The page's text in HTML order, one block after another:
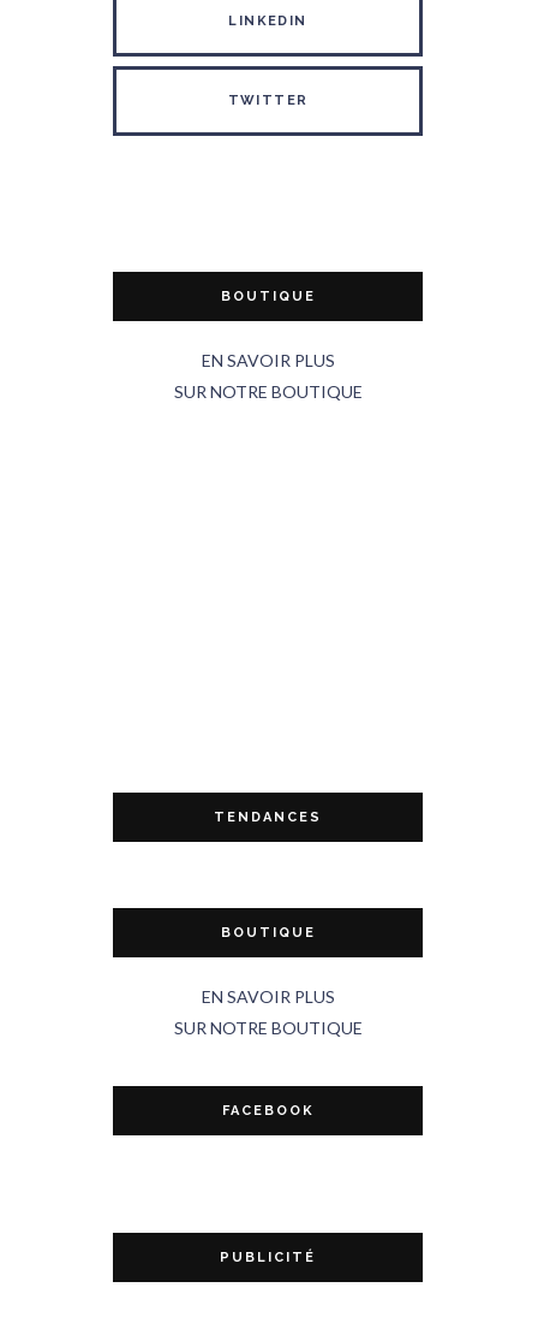
LINKEDIN
TWITTER
BOUTIQUE
EN SAVOIR PLUS
SUR NOTRE BOUTIQUE
TENDANCES
BOUTIQUE
EN SAVOIR PLUS
SUR NOTRE BOUTIQUE
FACEBOOK
PUBLICITÉ